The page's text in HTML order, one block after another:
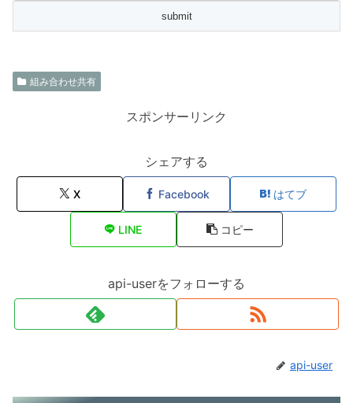
組み合わせ共有
スポンサーリンク
シェアする
X Facebook はてブ
LINE コピー
api-userをフォローする
api-user